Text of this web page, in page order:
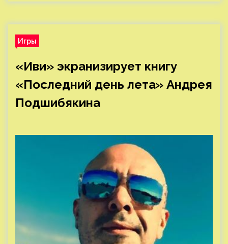
Игры
«Иви» экранизирует книгу
«Последний день лета» Андрея
Подшибякина